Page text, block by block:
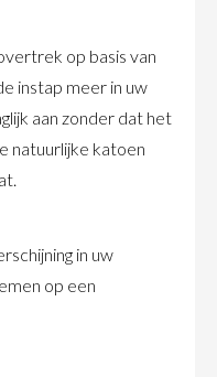
op basis van
instap meer in uw
aan zonder dat het
natuurlijke katoen
in uw
op een